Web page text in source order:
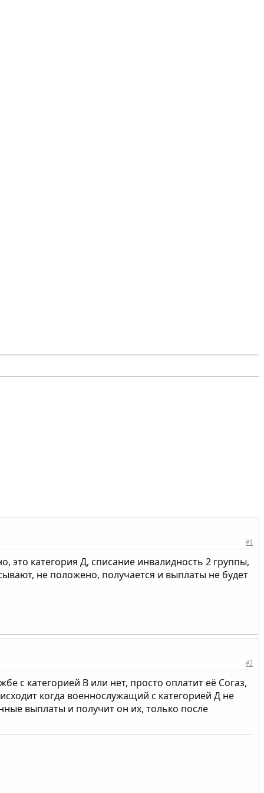
#1
категория Д, списание инвалидность 2 группы,
не положено, получается и выплаты не будет
#2
с категорией В или нет, просто оплатит её Согаз,
когда военнослужащий с категорией Д не
выплаты и получит он их, только после